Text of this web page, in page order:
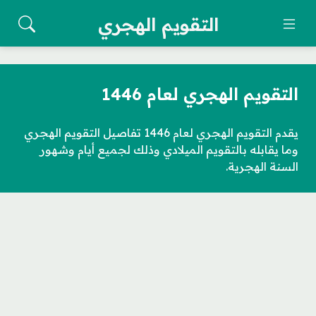
التقويم الهجري
التقويم الهجري لعام 1446
يقدم التقويم الهجري لعام 1446 تفاصيل التقويم الهجري
وما يقابله بالتقويم الميلادي وذلك لجميع أيام وشهور
السنة الهجرية.